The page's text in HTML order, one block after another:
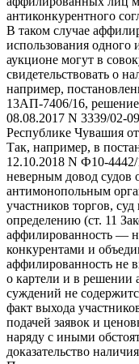
антиконкурентного
В таком случае
использования одного
аукционе могут в
свидетельствовать о
например,
13АП-7406/16,
08.08.2017 N 3339/02-
Республике Чувашия
Так, например, в
12.10.2018 N Ф10-
неверным довод судов
антимонопольным
участников торгов,
определению (ст. 11
аффилированность —
конкурентами и
аффилированность не
о картели и в решении
суждений не
факт выхода
подачей заявок и
наряду с иными
доказательство